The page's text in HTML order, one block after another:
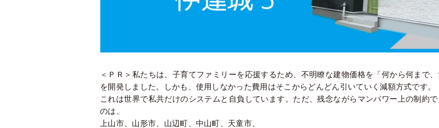
＜ＰＲ＞私たちは、子育てファミリーを応援するため、不明瞭な建物価格を「何から何まで
を開発しました。しかも、使用しなかった費用はそこからどんどん引いていく減額方式です。
これは世界で私共だけのシステムと自負しています。ただ、残念ながらマンパワー上の制約
のは、
上山市、山形市、山辺町、中山町、天童市、